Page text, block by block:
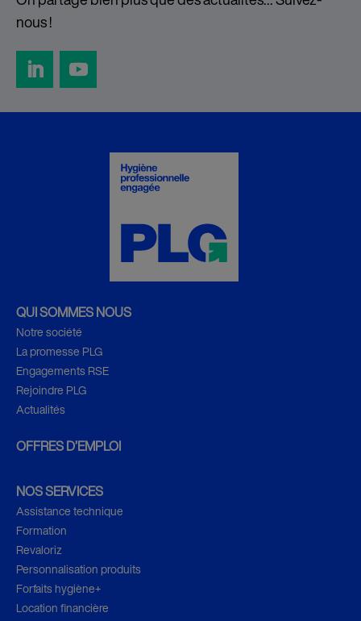
nous !
QUI SOMMES NOUS
Notre société
La promesse PLG
Engagements RSE
Rejoindre PLG
Actualités
OFFRES D’EMPLOI
NOS SERVICES
Assistance technique
Formation
Revaloriz
Personnalisation produits
Forfaits hygiène+
Location financière